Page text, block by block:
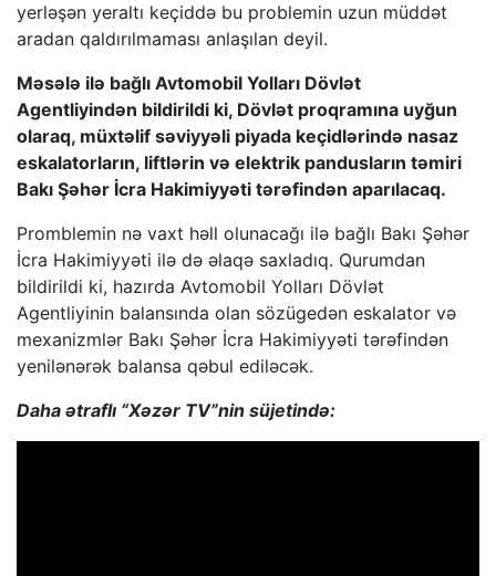
yerləşən yeraltı keçiddə bu problemin uzun müddət
aradan qaldırılmaması anlaşılan deyil.
Məsələ ilə bağlı Avtomobil Yolları Dövlət
Agentliyindən bildirildi ki, Dövlət proqramına uyğun
olaraq, müxtəlif səviyyəli piyada keçidlərində nasaz
eskalatorların, liftlərin və elektrik pandusların təmiri
Bakı Şəhər İcra Hakimiyyəti tərəfindən aparılacaq.
Promblemin nə vaxt həll olunacağı ilə bağlı Bakı Şəhər
İcra Hakimiyyəti ilə də əlaqə saxladıq. Qurumdan
bildirildi ki, hazırda Avtomobil Yolları Dövlət
Agentliyinin balansında olan sözügedən eskalator və
mexanizmlər Bakı Şəhər İcra Hakimiyyəti tərəfindən
yenilənərək balansa qəbul ediləcək.
Daha ətraflı “Xəzər TV”nin süjetində: